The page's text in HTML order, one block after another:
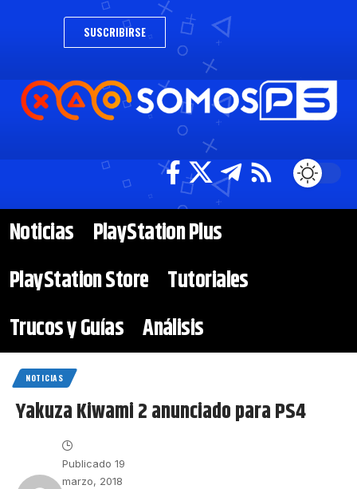
SUSCRIBIRSE
Noticias
PlayStation Plus
PlayStation Store Tutoriales
Trucos y Guías Análisis
NOTICIAS
Yakuza Kiwami 2 anunciado para PS4
Publicado 19
marzo, 2018